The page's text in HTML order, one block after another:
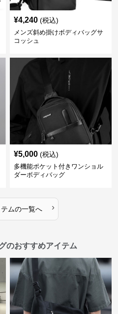
¥4,240 (税込)
メンズ斜め掛けボディバッグサ
コッシュ
¥5,000 (税込)
多機能ポケット付きワンショル
ダーボディバッグ
ムの一覧へ ›
のおすすめアイテム